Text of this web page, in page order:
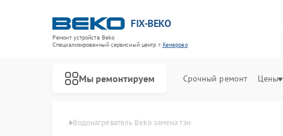
FIX-BEKO
Ремонт устройств Beko
Специализированный cервисный центр г.Кемерово
Мы ремонтируем Срочный ремонт Цены
Водонагреватель Beko замена тэн